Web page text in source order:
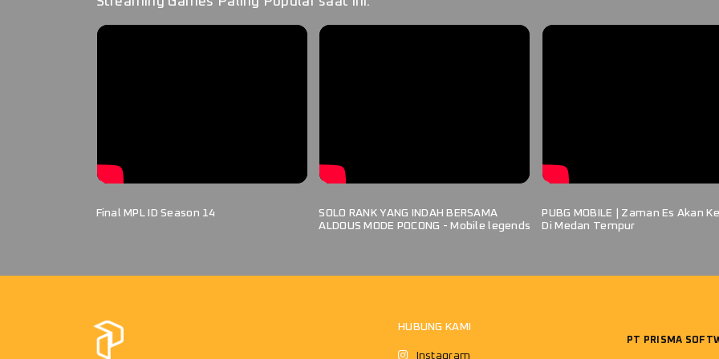
Final MPL ID Season 14
SOLO RANK YANG INDAH BERSAMA
ALDOUS MODE POCONG - Mobile legends
PUBG MOBILE | Zaman Es Akan
Di Medan Tempur
HUBUNG KAMI
Instagram
PT PRISMA